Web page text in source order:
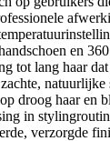
en
tot lang haar
droog haar en
in
verzorgde